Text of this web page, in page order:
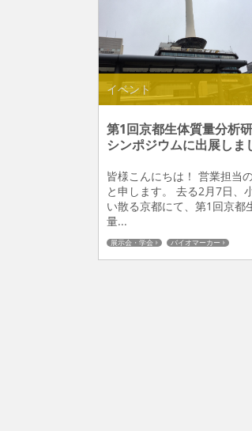
イベント
第1回京都生体質量分析
シンポジウムに出展しま
皆様こんにちは！ 営業担当
と申します。 去る2月7日、
い散る京都にて、第1回京都
量...
展示会・学会
バイオマーカー